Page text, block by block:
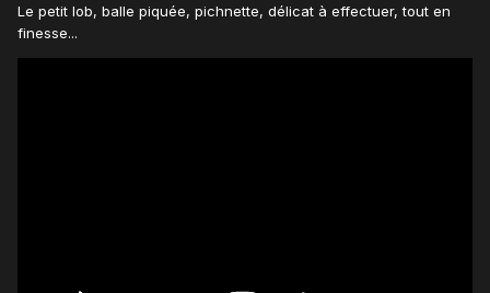
Le petit lob, balle piquée, pichnette, délicat à effectuer, tout en
finesse...